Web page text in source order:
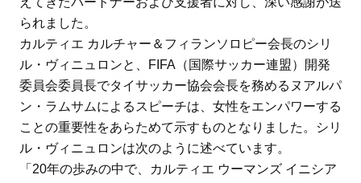
られました。
カルティエ カルチャー＆フィランソロピー会長のシリ
ル・ヴィニュロンと、FIFA（国際サッカー連盟）開発
委員会委員長でタイサッカー協会会長を務めるヌアルパ
ン・ラムサムによるスピーチは、女性をエンパワーする
ことの重要性をあらためて示すものとなりました。シリ
ル・ヴィニュロンは次のように述べています。
「20年の歩みの中で、カルティエ ウーマンズ イニシア